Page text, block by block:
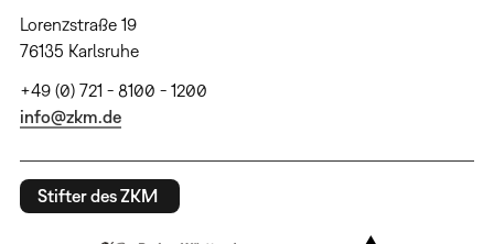
Lorenzstraße 19
76135 Karlsruhe
+49 (0) 721 - 8100 - 1200
info@zkm.de
Stifter des ZKM